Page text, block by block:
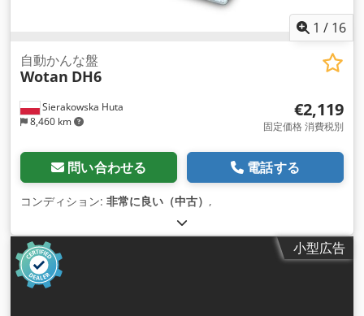
1 / 16
Sierakowska Huta
8,460 km
自動かんな盤
Wotan DH6
€2,119
固定価格 消費税別
問い合わせる 電話する
コンディション: 非常に良い（中古） ,
小型広告